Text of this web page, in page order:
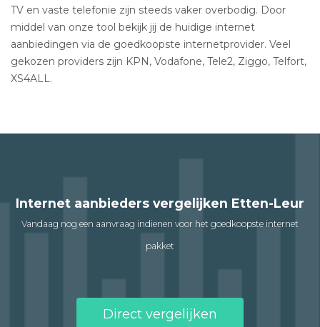
TV en vaste telefonie zijn steeds vaker overbodig. Door
middel van onze tool bekijk jij de huidige internet
aanbiedingen via de goedkoopste internetprovider. Veel
gekozen providers zijn KPN, Vodafone, Tele2, Ziggo, Telfort,
XS4ALL.
Internet aanbieders vergelijken Etten-Leur
Vandaag nog een aanvraag indienen voor het goedkoopste internet
pakket
Direct vergelijken